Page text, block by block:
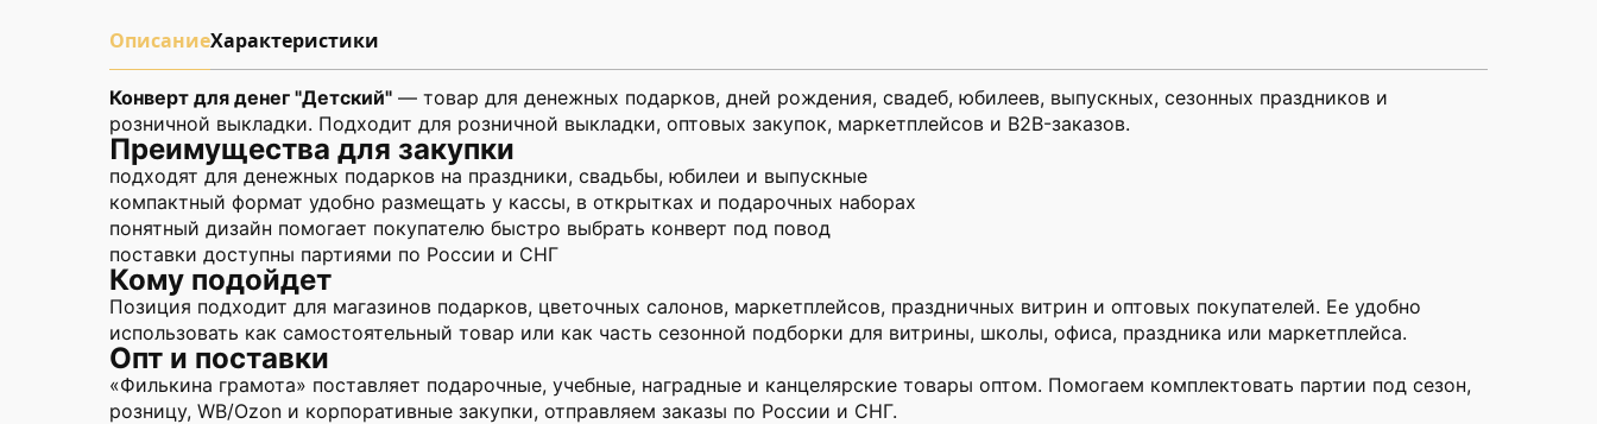
ОписаниеХарактеристики
Конверт для денег "Детский" — товар для денежных подарков, дней рождения, свадеб, юбилеев, выпускных, сезонных праздников и
розничной выкладки. Подходит для розничной выкладки, оптовых закупок, маркетплейсов и B2B-заказов.
Преимущества для закупки
подходят для денежных подарков на праздники, свадьбы, юбилеи и выпускные
компактный формат удобно размещать у кассы, в открытках и подарочных наборах
понятный дизайн помогает покупателю быстро выбрать конверт под повод
поставки доступны партиями по России и СНГ
Кому подойдет
Позиция подходит для магазинов подарков, цветочных салонов, маркетплейсов, праздничных витрин и оптовых покупателей. Ее удобно
использовать как самостоятельный товар или как часть сезонной подборки для витрины, школы, офиса, праздника или маркетплейса.
Опт и поставки
«Филькина грамота» поставляет подарочные, учебные, наградные и канцелярские товары оптом. Помогаем комплектовать партии под сезон,
розницу, WB/Ozon и корпоративные закупки, отправляем заказы по России и СНГ.